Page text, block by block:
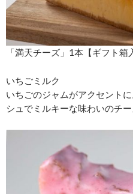
「満天チーズ」1本【ギフト
いちごミルク
いちごのジャムがアクセント
シュでミルキーな味わいのチー